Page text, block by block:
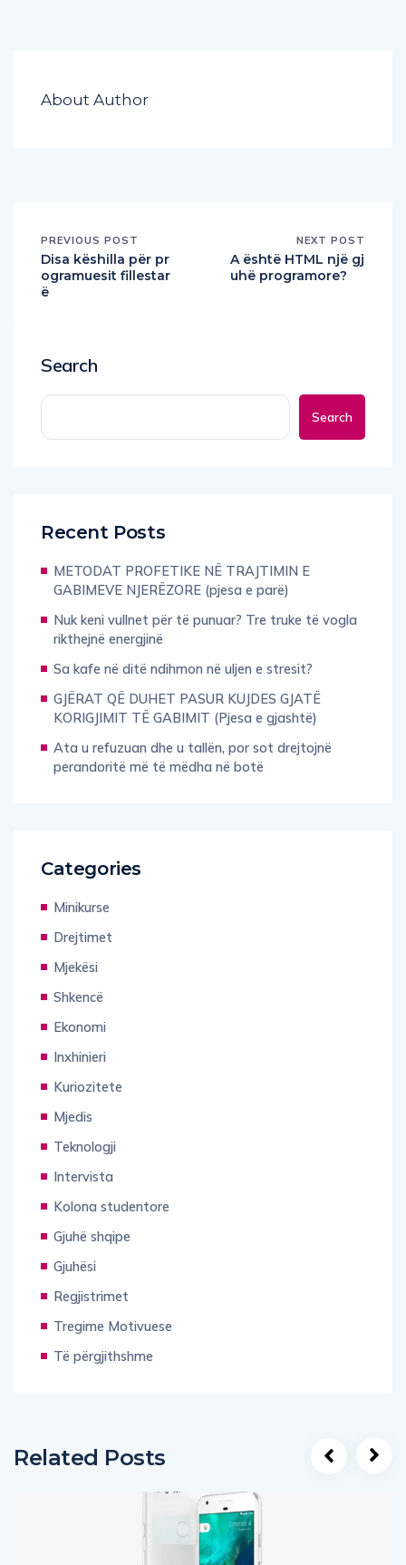
About Author
PREVIOUS POST
Disa këshilla për pr
ogramuesit fillestar
ë
NEXT POST
A është HTML një gj
uhë programore?
Search
Search
Recent Posts
METODAT PROFETIKE NË TRAJTIMIN E
GABIMEVE NJERËZORE (pjesa e parë)
Nuk keni vullnet për të punuar? Tre truke të vogla
rikthejnë energjinë
Sa kafe në ditë ndihmon në uljen e stresit?
GJËRAT QË DUHET PASUR KUJDES GJATË
KORIGJIMIT TË GABIMIT (Pjesa e gjashtë)
Ata u refuzuan dhe u tallën, por sot drejtojnë
perandoritë më të mëdha në botë
Categories
Minikurse
Drejtimet
Mjekësi
Shkencë
Ekonomi
Inxhinieri
Kuriozitete
Mjedis
Teknologji
Intervista
Kolona studentore
Gjuhë shqipe
Gjuhësi
Regjistrimet
Tregime Motivuese
Të përgjithshme
Related Posts